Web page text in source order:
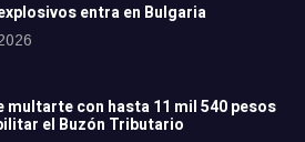
entra en Bulgaria
multarte con hasta 11 mil 540 pesos
el Buzón Tributario